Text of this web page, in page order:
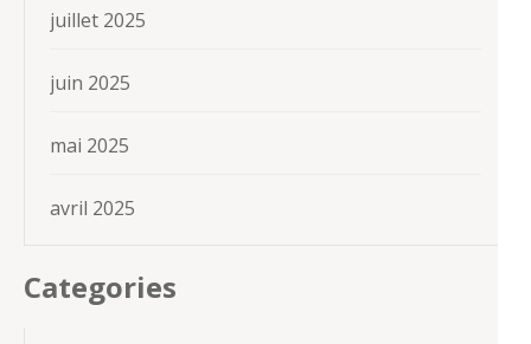
juillet 2025
juin 2025
mai 2025
avril 2025
Categories